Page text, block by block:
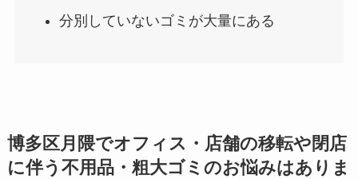
分別していないゴミが大量にある
博多区月隈でオフィス・店舗の移転や閉店
に伴う不用品・粗大ゴミのお悩みはありま